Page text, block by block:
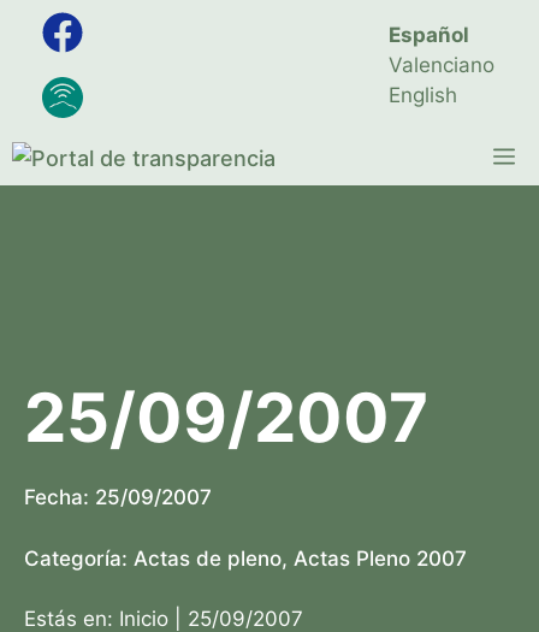
Saltar
contenido
Español
Valenciano
English
25/09/2007
Fecha: 25/09/2007
Categoría: Actas de pleno, Actas Pleno 2007
Estás en: Inicio 25/09/2007